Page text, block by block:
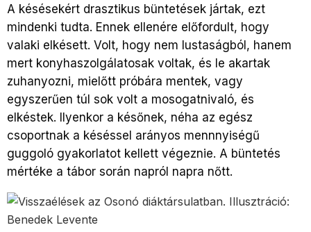
A késésekért drasztikus büntetések jártak, ezt
mindenki tudta. Ennek ellenére előfordult, hogy
valaki elkésett. Volt, hogy nem lustaságból, hanem
mert konyhaszolgálatosak voltak, és le akartak
zuhanyozni, mielőtt próbára mentek, vagy
egyszerűen túl sok volt a mosogatnivaló, és
elkéstek. Ilyenkor a későnek, néha az egész
csoportnak a késéssel arányos mennnyiségű
guggoló gyakorlatot kellett végeznie. A büntetés
mértéke a tábor során napról napra nőtt.